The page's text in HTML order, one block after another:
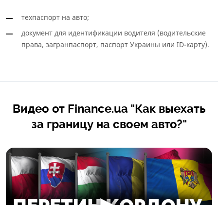
техпаспорт на авто;
документ для идентификации водителя (водительские
права, загранпаспорт, паспорт Украины или ID-карту).
Видео от Finance.ua "Как выехать
за границу на своем авто?"